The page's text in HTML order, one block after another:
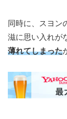
同時に、スヨン
滋に思い入れが
薄れてしまった